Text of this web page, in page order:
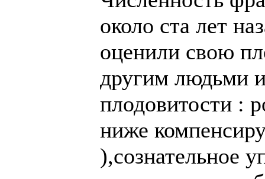
около ста лет
оценили свою
другим людьми
плодовитости :
ниже
),сознательное